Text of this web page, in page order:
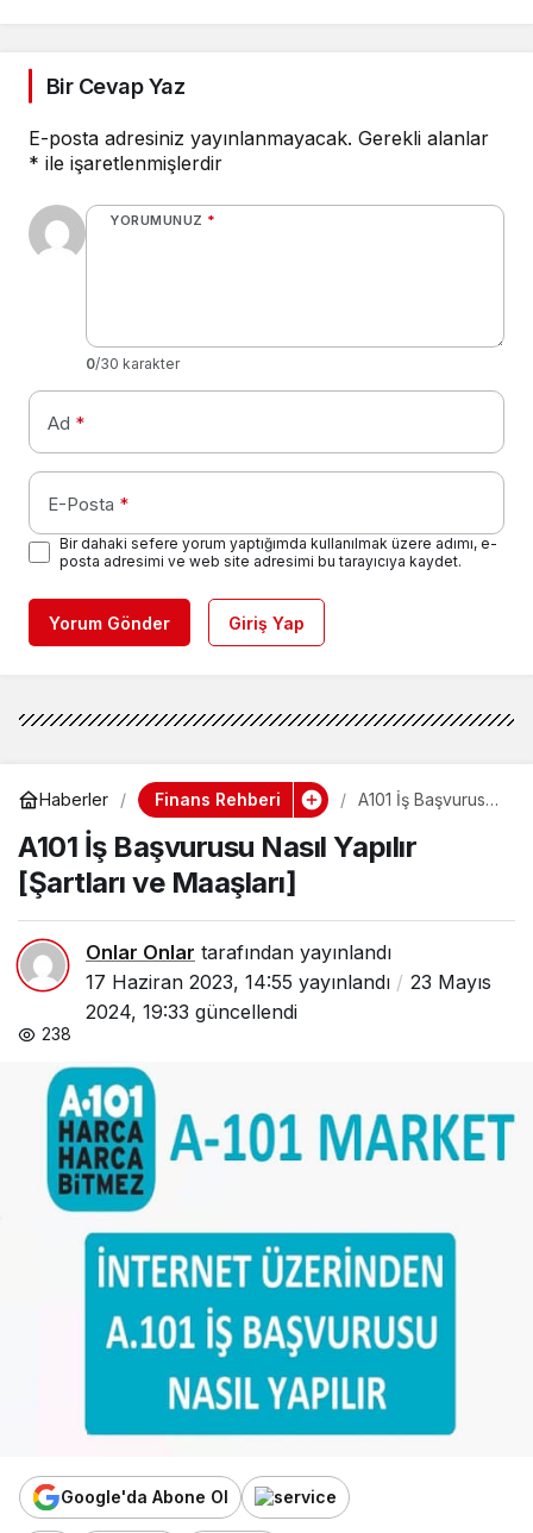
Bir Cevap Yaz
E-posta adresiniz yayınlanmayacak. Gerekli alanlar
* ile işaretlenmişlerdir
YORUMUNUZ *
0/30 karakter
Ad *
E-Posta *
Bir dahaki sefere yorum yaptığımda kullanılmak üzere adımı, e-
posta adresimi ve web site adresimi bu tarayıcıya kaydet.
Yorum Gönder Giriş Yap
Haberler Finans Rehberi
A101 İş Başvurusu
[Şartları ve
Maaşları]
A101 İş Başvurusu Nasıl Yapılır
[Şartları ve Maaşları]
Onlar Onlar tarafından yayınlandı
17 Haziran 2023, 14:55 yayınlandı
23 Mayıs
2024, 19:33 güncellendi
238
Google'da Abone Ol